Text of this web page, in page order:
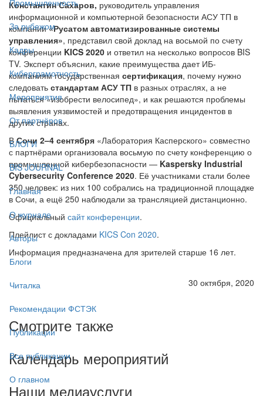
Промышленность
За рубежом
Кадры
Киберграмотность
Мероприятия
От партнёров
БЛОГИ
BIS JOURNAL
Главная
О журнале
Авторы
Блоги
Читалка
Рекомендации ФСТЭК
Публикации
Все публикации
О главном
Константин Сахаров, руководитель управления
информационной и компьютерной безопасности АСУ ТП в
компании«Русатом автоматизированные системы
управления», представил свой доклад на восьмой по счету
конференции KICS 2020 и ответил на несколько вопросов BIS
TV. Эксперт объяснил, какие преимущества дает ИБ-
компаниям государственная сертификация, почему нужно
следовать стандартам АСУ ТП в разных отраслях, а не
пытаться «изобрести велосипед», и как решаются проблемы
выявления уязвимостей и предотвращения инцидентов в
других странах.
ВСочи 2–4 сентября «Лаборатория Касперского» совместно
с партнёрами организовала восьмую по счету конференцию о
промышленной кибербезопасности — Kaspersky Industrial
Cybersecurity Conference 2020. Её участниками стали более
350 человек: из них 100 собрались на традиционной площадке
в Сочи, а ещё 250 наблюдали за трансляцией дистанционно.
Официальный сайт конференции.
Плейлист с докладами KICS Con 2020.
Информация предназначена для зрителей старше 16 лет.
30 октября, 2020
Смотрите также
Календарь мероприятий
Наши медиауслуги